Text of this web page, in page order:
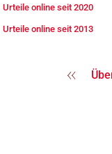
Urteile online seit 2020
Urteile online seit 2013